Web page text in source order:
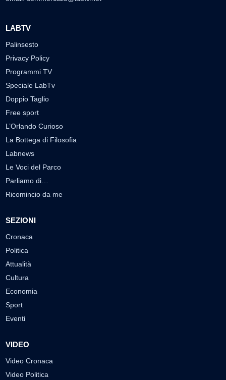
LABTV
Palinsesto
Privacy Policy
Programmi TV
Speciale LabTv
Doppio Taglio
Free sport
L’Orlando Curioso
La Bottega di Filosofia
Labnews
Le Voci del Parco
Parliamo di…
Ricomincio da me
SEZIONI
Cronaca
Politica
Attualità
Cultura
Economia
Sport
Eventi
VIDEO
Video Cronaca
Video Politica